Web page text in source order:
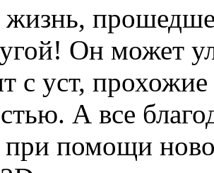
жизнь,
Он может
с уст,
А все
при помощи